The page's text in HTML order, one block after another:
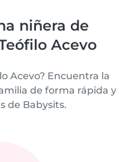
niñera de
Acevo
Acevo? Encuentra la
de forma rápida y
de Babysits.